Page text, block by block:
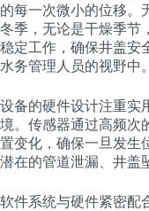
的每一次微小的位移。
冬季，无论是干燥季节
稳定工作，确保井盖安
水务管理人员的视野中。
设备的硬件设计注重实
境。传感器通过高频次
置变化，确保一旦发生
潜在的管道泄漏、井盖
软件系统与硬件紧密配